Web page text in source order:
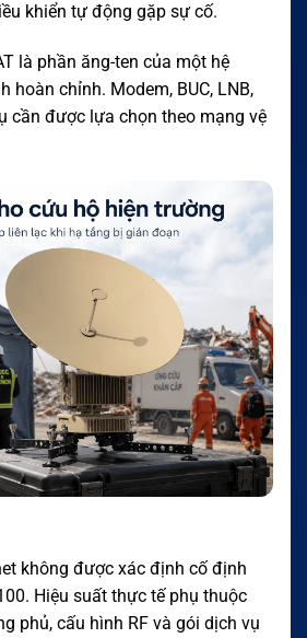
khiển tự động gặp sự cố.
là phần ăng-ten của một hệ
hoàn chỉnh. Modem, BUC, LNB,
cần được lựa chọn theo mạng vệ
không được xác định cố định
Hiệu suất thực tế phụ thuộc
phủ, cấu hình RF và gói dịch vụ